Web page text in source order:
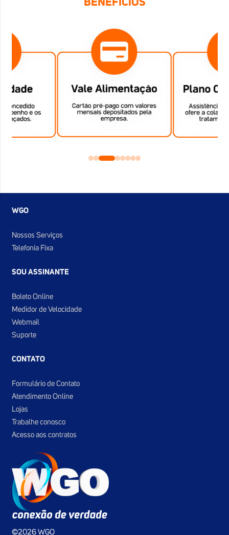
BENEFÍCIOS
WGO
Nossos Serviços
Telefonia Fixa
SOU ASSINANTE
Boleto Online
Medidor de Velocidade
Webmail
Suporte
CONTATO
Formulário de Contato
Atendimento Online
Lojas
Trabalhe conosco
Acesso aos contratos
©2026 WGO